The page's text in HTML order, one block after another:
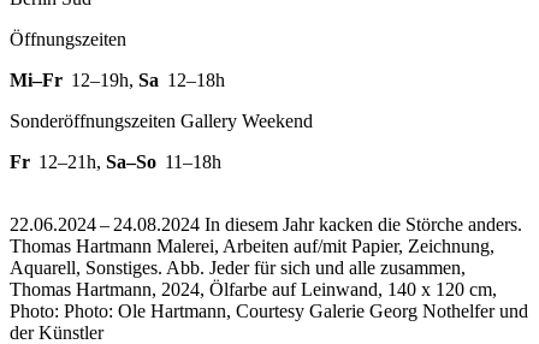
Öffnungszeiten
Mi–Fr 12–19h, Sa 12–18h
Sonderöffnungszeiten Gallery Weekend
Fr 12–21h, Sa–So 11–18h
22.06.2024 – 24.08.2024 In diesem Jahr kacken die Störche anders.
Thomas Hartmann Malerei, Arbeiten auf/mit Papier, Zeichnung,
Aquarell, Sonstiges. Abb. Jeder für sich und alle zusammen,
Thomas Hartmann, 2024, Ölfarbe auf Leinwand, 140 x 120 cm,
Photo: Photo: Ole Hartmann, Courtesy Galerie Georg Nothelfer und
der Künstler